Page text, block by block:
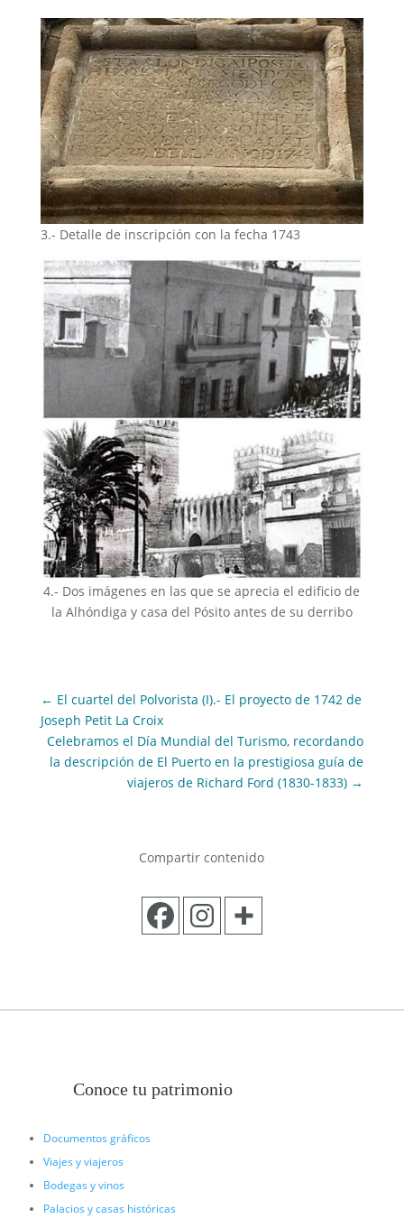
3.- Detalle de inscripción con la fecha 1743
4.- Dos imágenes en las que se aprecia el edificio de
la Alhóndiga y casa del Pósito antes de su derribo
← El cuartel del Polvorista (I).- El proyecto de 1742 de
Joseph Petit La Croix
Celebramos el Día Mundial del Turismo, recordando
la descripción de El Puerto en la prestigiosa guía de
viajeros de Richard Ford (1830-1833) →
Compartir contenido
Conoce tu patrimonio
Documentos gráficos
Viajes y viajeros
Bodegas y vinos
Palacios y casas históricas